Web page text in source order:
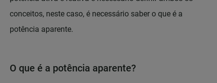
conceitos, neste caso, é necessário saber o que é a
potência aparente.
O que é a potência aparente?